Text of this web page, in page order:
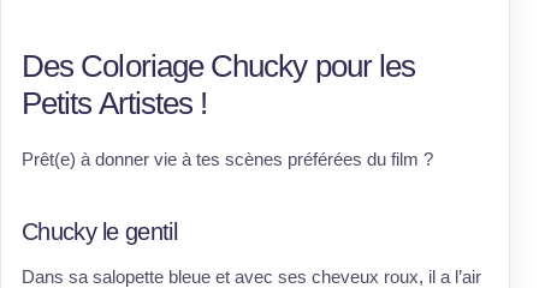
Des Coloriage Chucky pour les
Petits Artistes !
Prêt(e) à donner vie à tes scènes préférées du film ?
Chucky le gentil
Dans sa salopette bleue et avec ses cheveux roux, il a l’air